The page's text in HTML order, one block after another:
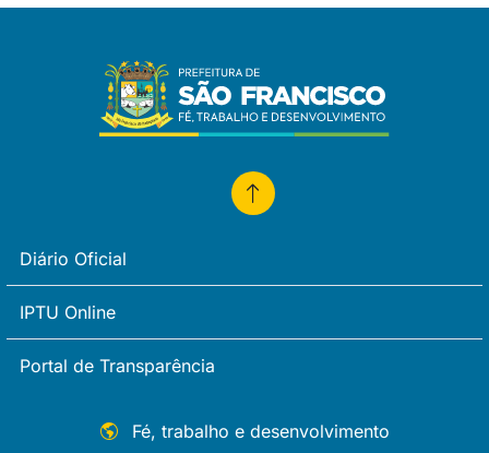
Diário Oficial
IPTU Online
Portal de Transparência
Fé, trabalho e desenvolvimento